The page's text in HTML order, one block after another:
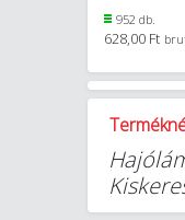
952 db.
628,00 Ft